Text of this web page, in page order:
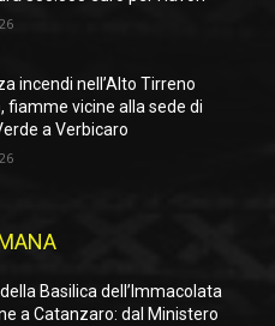
incendi nell’Alto Tirreno
fiamme vicine alla sede di
a Verbicaro
Basilica dell’Immacolata
a Catanzaro: dal Ministero